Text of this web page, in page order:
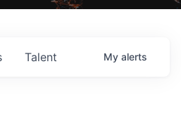
Talent My alerts